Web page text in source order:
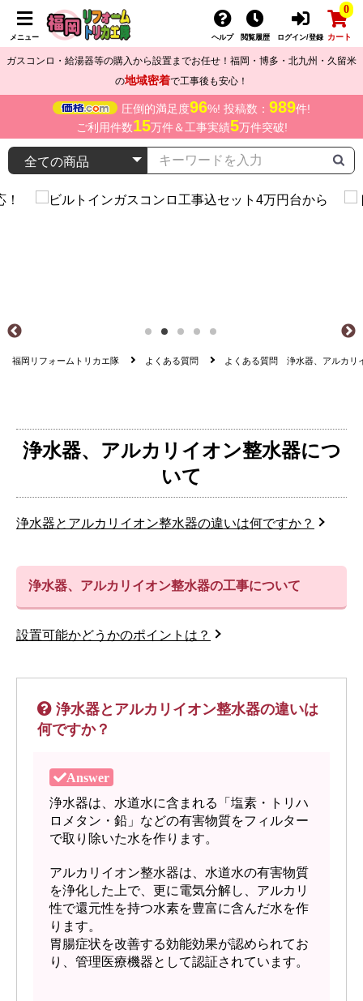
メニュー ヘルプ 閲覧履歴 ログイン/登録
0
カート
ガスコンロ・給湯器等の購入から設置までお任せ！福岡・博多・北九州・久留米
の地域密着で工事後も安心！
圧倒的満足度96%! 投稿数： 989件!
ご利用件数15万件＆工事実績5万件突破!
福岡リフォームトリカエ隊 よくある質問 よくある質問 浄水器、アルカリ
浄水器、アルカリイオン整水器につ
いて
浄水器とアルカリイオン整水器の違いは何ですか？
浄水器、アルカリイオン整水器の工事について
設置可能かどうかのポイントは？
浄水器とアルカリイオン整水器の違いは
何ですか？
浄水器は、水道水に含まれる「塩素・トリハ
ロメタン・鉛」などの有害物質をフィルター
で取り除いた水を作ります。
アルカリイオン整水器は、水道水の有害物質
を浄化した上で、更に電気分解し、アルカリ
性で還元性を持つ水素を豊富に含んだ水を作
ります。
胃腸症状を改善する効能効果が認められてお
り、管理医療機器として認証されています。